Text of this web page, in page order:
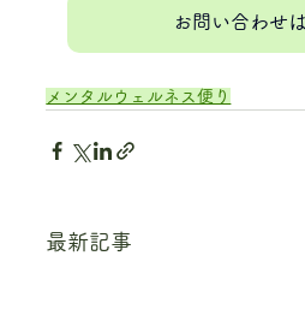
お問い合わせ
メンタルウェルネス便り
最新記事